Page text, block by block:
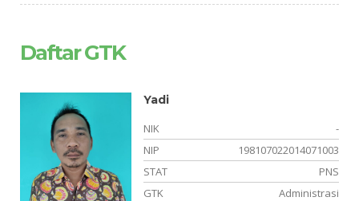
Daftar GTK
Yadi
NIK
-
NIP
198107022014071003
STAT
PNS
GTK
Administrasi